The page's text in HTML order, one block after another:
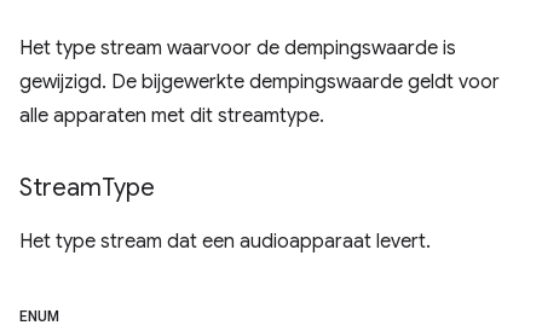
Het type stream waarvoor de dempingswaarde is
gewijzigd. De bijgewerkte dempingswaarde geldt voor
alle apparaten met dit streamtype.
StreamType
Het type stream dat een audioapparaat levert.
ENUM